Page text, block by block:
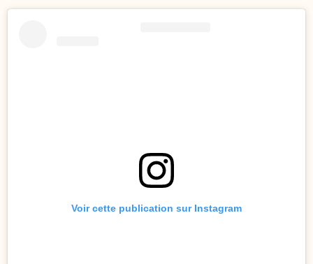
Voir cette publication sur Instagram